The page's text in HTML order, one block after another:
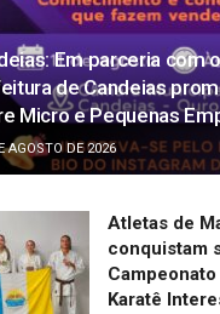
Em parceria com
de Candeias
Micro e Pequenas
AGOSTO DE 2026
Atletas de
conquistam
Karatê